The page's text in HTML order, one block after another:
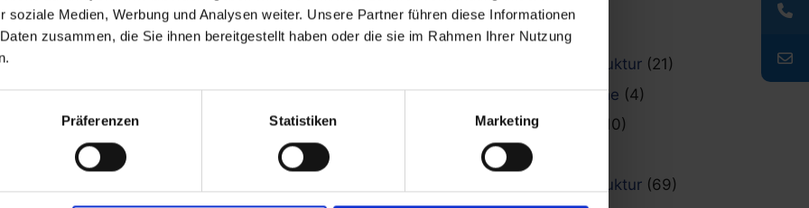
soziale Medien, Werbung und Analysen weiter. Unsere Partner führen diese Informationen
zusammen, die Sie ihnen bereitgestellt haben oder die sie im Rahmen Ihrer Nutzung
Präferenzen Statistiken Marketing
(ZOB) mit barrierefreien
Überdachungen sind bereits in Betrieb und es
nachhaltiger Bahnhof entstehen. Dabei sorgen
Allgemein
News(70)
Fahrradinfrastruktur(21)
Raucherbereiche (4)
Stadtmobiliar
(10)
Referenzen
Fahrradinfrastruktur(69)